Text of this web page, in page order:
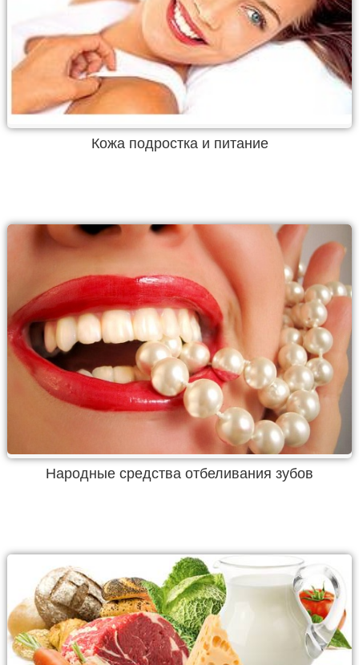
Кожа подростка и питание
Народные средства отбеливания зубов